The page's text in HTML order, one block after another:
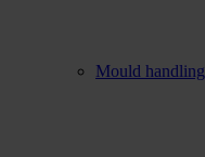
Mould handling